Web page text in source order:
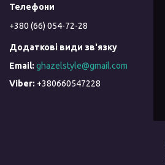
+380 (66) 054-72-28
ghazelstyle@gmail.com
+380660547228